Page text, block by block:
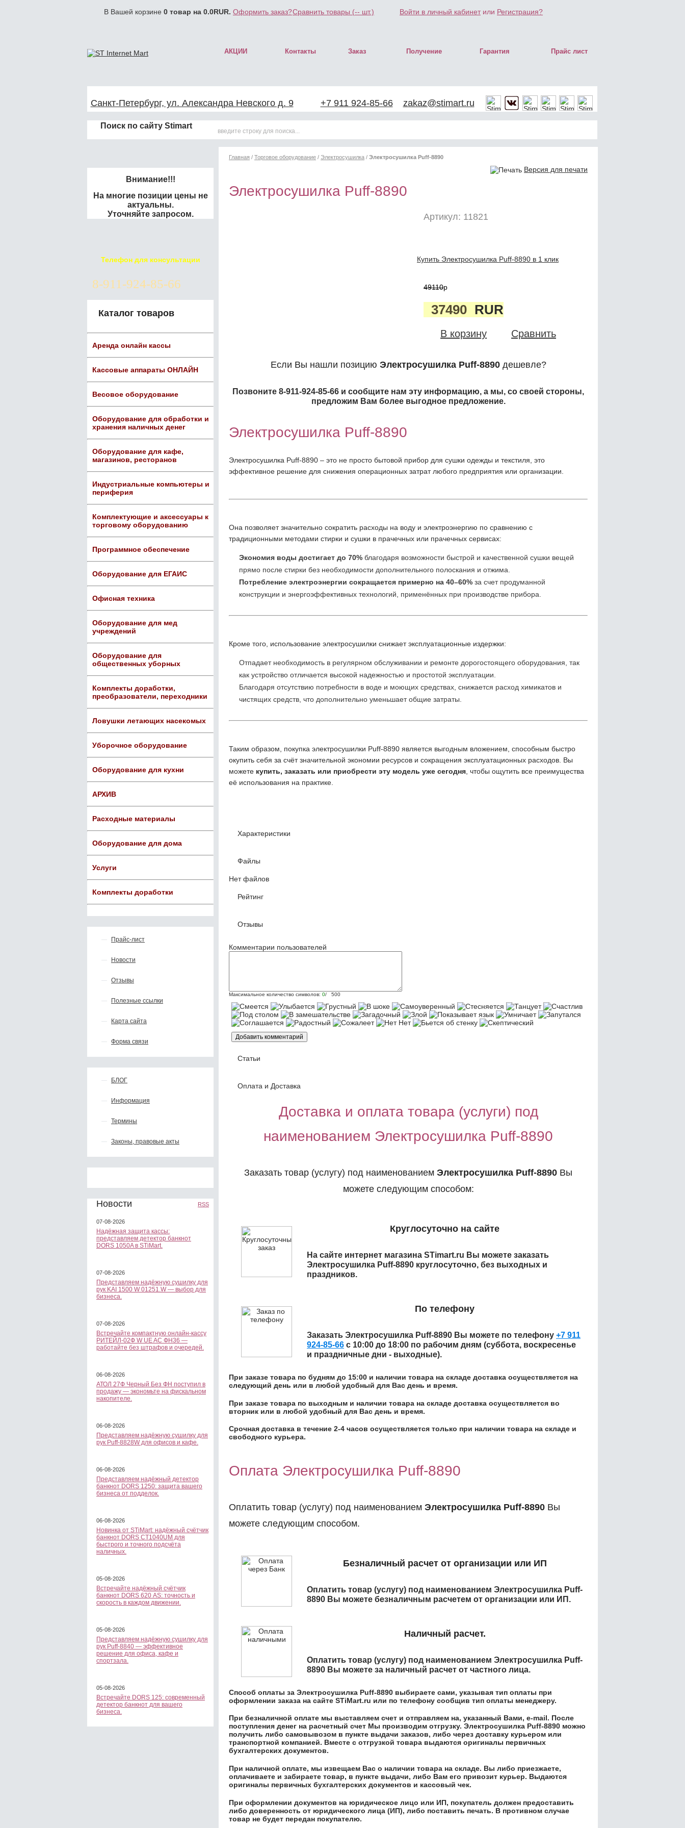
В Вашей корзине 0 товар на 0.0RUR. Оформить заказ?Сравнить товары (-- шт.) Войти в личный кабинетили Регистрация?
АКЦИИ Контакты Заказ Получение Гарантия Прайс лист
Санкт-Петербург, ул. Александра Невского д. 9 +7 911 924-85-66 zakaz@stimart.ru
Поиск по сайту Stimart
Внимание!!!
На многие позиции цены не
актуальны.
Уточняйте запросом.
Телефон для консультации
8-911-924-85-66
Каталог товаров
Аренда онлайн кассы
Кассовые аппараты ОНЛАЙН
Весовое оборудование
Оборудование для обработки и
хранения наличных денег
Оборудование для кафе,
магазинов, ресторанов
Индустриальные компьютеры и
периферия
Комплектующие и аксессуары к
торговому оборудованию
Программное обеспечение
Оборудование для ЕГАИС
Офисная техника
Оборудование для мед
учреждений
Оборудование для
общественных уборных
Комплекты доработки,
преобразователи, переходники
Ловушки летающих насекомых
Уборочное оборудование
Оборудование для кухни
АРХИВ
Расходные материалы
Оборудование для дома
Услуги
Комплекты доработки
Прайс-лист
Новости
Отзывы
Полезные ссылки
Карта сайта
Форма связи
БЛОГ
Информация
Термины
Законы, правовые акты
Новости RSS
07-08-2026
Надёжная защита кассы:
представляем детектор банкнот
DORS 1050A в STiMart.
07-08-2026
Представляем надёжную сушилку для
рук KAI 1500 W 01251.W — выбор для
бизнеса.
07-08-2026
Встречайте компактную онлайн-кассу
РИТЕЙЛ-02Ф W UE AC ФН36 —
работайте без штрафов и очередей.
06-08-2026
АТОЛ 27Ф Черный Без ФН поступил в
продажу — экономьте на фискальном
накопителе.
06-08-2026
Представляем надёжную сушилку для
рук Puff-8828W для офисов и кафе.
06-08-2026
Представляем надёжный детектор
банкнот DORS 1250: защита вашего
бизнеса от подделок.
06-08-2026
Новинка от STiMart: надёжный счётчик
банкнот DORS CT1040UM для
быстрого и точного подсчёта
наличных.
05-08-2026
Встречайте надёжный счётчик
банкнот DORS 620 АS: точность и
скорость в каждом движении.
05-08-2026
Представляем надёжную сушилку для
рук Puff-8840 — эффективное
решение для офиса, кафе и
спортзала.
05-08-2026
Встречайте DORS 125: современный
детектор банкнот для вашего
бизнеса.
Главная / Торговое оборудование / Электросушилка / Электросушилка Puff-8890
Версия для печати
Электросушилка Puff-8890
Артикул: 11821
Купить Электросушилка Puff-8890 в 1 клик
49110p
37490 RUR
В корзину Сравнить
Если Вы нашли позицию Электросушилка Puff-8890дешевле?
Позвоните 8-911-924-85-66 и сообщите нам эту информацию, а мы, со своей стороны,
предложим Вам более выгодное предложение.
Электросушилка Puff-8890
Электросушилка Puff-8890 – это не просто бытовой прибор для сушки одежды и текстиля, это
эффективное решение для снижения операционных затрат любого предприятия или организации.
Она позволяет значительно сократить расходы на воду и электроэнергию по сравнению с
традиционными методами стирки и сушки в прачечных или прачечных сервисах:
Экономия воды достигает до 70% благодаря возможности быстрой и качественной сушки вещей
прямо после стирки без необходимости дополнительного полоскания и отжима.
Потребление электроэнергии сокращается примерно на 40–60% за счет продуманной
конструкции и энергоэффективных технологий, применённых при производстве прибора.
Кроме того, использование электросушилки снижает эксплуатационные издержки:
Отпадает необходимость в регулярном обслуживании и ремонте дорогостоящего оборудования, так
как устройство отличается высокой надежностью и простотой эксплуатации.
Благодаря отсутствию потребности в воде и моющих средствах, снижается расход химикатов и
чистящих средств, что дополнительно уменьшает общие затраты.
Таким образом, покупка электросушилки Puff-8890 является выгодным вложением, способным быстро
окупить себя за счёт значительной экономии ресурсов и сокращения эксплуатационных расходов. Вы
можете купить, заказать или приобрести эту модель уже сегодня , чтобы ощутить все преимущества
её использования на практике.
Характеристики
Файлы
Нет файлов
Рейтинг
Отзывы
Комментарии пользователей
Максимальное количество символов: 0/ 500
Статьи
Оплата и Доставка
Доставка и оплата товара (услуги) под
наименованием Электросушилка Puff-8890
Заказать товар (услугу) под наименованием Электросушилка Puff-8890 Вы
можете следующим способом:
Круглосуточно на сайте
На сайте интернет магазина STimart.ru Вы можете заказать
Электросушилка Puff-8890 круглосуточно, без выходных и
праздников.
По телефону
Заказать Электросушилка Puff-8890 Вы можете по телефону +7 911
924-85-66 с 10:00 до 18:00 по рабочим дням (суббота, воскресенье
и праздничные дни - выходные).
При заказе товара по будням до 15:00 и наличии товара на складе доставка осуществляется на
следующий день или в любой удобный для Вас день и время.
При заказе товара по выходным и наличии товара на складе доставка осуществляется во
вторник или в любой удобный для Вас день и время.
Срочная доставка в течение 2-4 часов осуществляется только при наличии товара на складе и
свободного курьера.
Оплата Электросушилка Puff-8890
Оплатить товар (услугу) под наименованием Электросушилка Puff-8890 Вы
можете следующим способом.
Безналичный расчет от организации или ИП
Оплатить товар (услугу) под наименованием Электросушилка Puff-
8890 Вы можете безналичным расчетем от организации или ИП.
Наличный расчет.
Оплатить товар (услугу) под наименованием Электросушилка Puff-
8890 Вы можете за наличный расчет от частного лица.
Способ оплаты за Электросушилка Puff-8890 выбираете сами, указывая тип оплаты при
оформлении заказа на сайте STiMart.ru или по телефону сообщив тип оплаты менеджеру.
При безналичной оплате мы выставляем счет и отправляем на, указанный Вами, e-mail. После
поступления денег на расчетный счет Мы производим отгрузку. Электросушилка Puff-8890 можно
получить либо самовывозом в пункте выдачи заказов, либо через доставку курьером или
транспортной компанией. Вместе с отгрузкой товара выдаются оригиналы первичных
бухгалтерских документов.
При наличной оплате, мы извещаем Вас о наличии товара на складе. Вы либо приезжаете,
оплачиваете и забираете товар, в пункте выдачи, либо Вам его привозит курьер. Выдаются
оригиналы первичных бухгалтерских документов и кассовый чек.
При оформлении документов на юридическое лицо или ИП, покупатель должен предоставить
либо доверенность от юридического лица (ИП), либо поставить печать. В противном случае
товар не будет передан покупателю.